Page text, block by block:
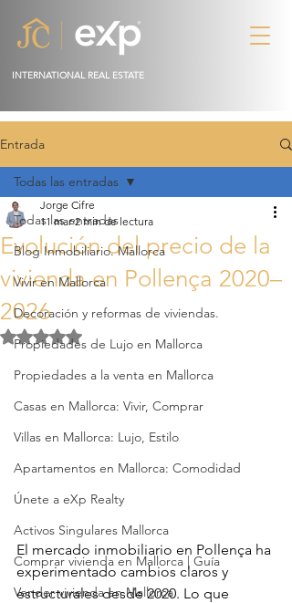
INTERNATIONAL REAL ESTATE
Entrada
Todas las entradas
Blog Inmobiliario. Mallorca
Vivir en Mallorca
Decoración y reformas de viviendas.
Propiedades de Lujo en Mallorca
Propiedades a la venta en Mallorca
Casas en Mallorca: Vivir, Comprar
Villas en Mallorca: Lujo, Estilo
Apartamentos en Mallorca: Comodidad
Únete a eXp Realty
Activos Singulares Mallorca
Comprar vivienda en Mallorca | Guía
Vender vivienda en Mallorca
Todas las entradas
Evolución del precio de la
vivienda en Pollença 2020–
2026
Jorge Cifre
11 mar 2 min de lectura
Obtuvo NaN de 5 estrellas.
El mercado inmobiliario en Pollença ha
experimentado cambios claros y
estructurales desde 2020. Lo que